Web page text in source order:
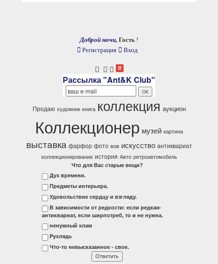
Доброй ночи, Гость !
Регистрация
Вход
Рассылка "Ant&K Club"
Продаю художник книга коллекция аукцион
Коллекционер музей картина
выставка фарфор фото вов искусство антиквариат
коллекционирование история Авто ретроавтомобиль
Что для Вас старые вещи?
Дух времени.
Предметы интерьера.
Удовольствие сердцу и взгляду.
В зависимости от редкости: если редкая-
антиквариат, если ширпотреб, то и не нужна.
ненужный хлам
Рухлядь
Что-то невысказанное - свое.